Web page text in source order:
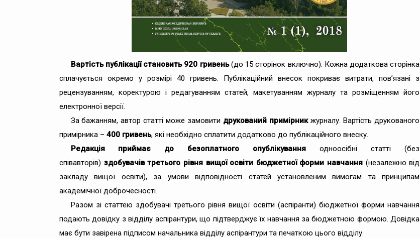
Вартість публікації становить 920 гривень(до 15 сторінок включно). Кожна додаткова сторінка
сплачується окремо у розмірі 40 гривень. Публікаційний внесок покриває витрати, пов’язані з
рецензуванням, коректурою і редагуванням статей, макетуванням журналу та розміщенням його
електронної версії.
За бажанням, автор статті може замовити друкований примірникжурналу. Вартість друкованого
примірника – 400 гривень, які необхідно сплатити додатково до публікаційного внеску.
Редакція приймає до безоплатного опублікування одноосібні статті (без
співавторів) здобувачів третього рівня вищої освіти бюджетної форми навчання (незалежно від
закладу вищої освіти), за умови відповідності статей установленим вимогам та принципам
академічної доброчесності.
Разом зі статтею здобувачі третього рівня вищої освіти (аспіранти) бюджетної форми навчання
подають довідку з відділу аспірантури, що підтверджує їх навчання за бюджетною формою. Довідка
має бути завірена підписом начальника відділу аспірантури та печаткою цього відділу.